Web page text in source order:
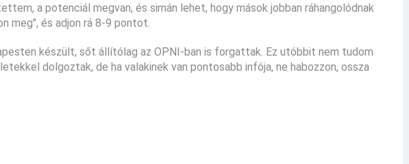
a potenciál megvan, és simán lehet, hogy mások jobban ráhangolódnak
meg", és adjon rá 8-9 pontot.
készült, sőt állítólag az OPNI-ban is forgattak. Ez utóbbit nem tudom
dolgoztak, de ha valakinek van pontosabb infója, ne habozzon, ossza